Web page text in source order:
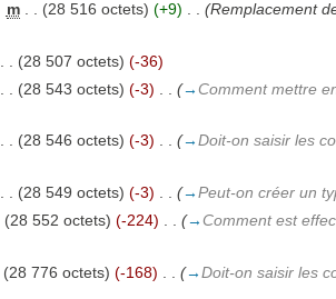
m (28 516 octets) (+9)
(Remplacement
(28 507 octets) (-36)
(28 543 octets) (-3) (→ Comment mettre
. . (28 546 octets) (-3) . . (→Doit-on saisir les
(28 549 octets) (-3) (→Peut-on créer un
(28 552 octets) (-224) (→ Comment est
(28 776 octets) (-168) (→Doit-on saisir les